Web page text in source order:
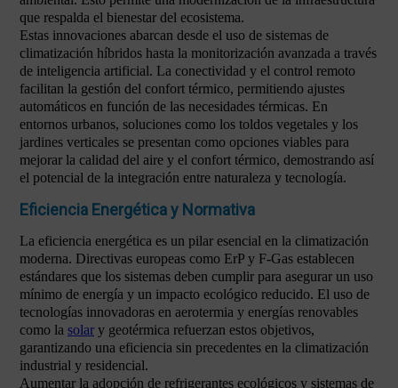
que respalda el bienestar del ecosistema.
Estas innovaciones abarcan desde el uso de sistemas de
climatización híbridos hasta la monitorización avanzada a través
de inteligencia artificial. La conectividad y el control remoto
facilitan la gestión del confort térmico, permitiendo ajustes
automáticos en función de las necesidades térmicas. En
entornos urbanos, soluciones como los toldos vegetales y los
jardines verticales se presentan como opciones viables para
mejorar la calidad del aire y el confort térmico, demostrando así
el potencial de la integración entre naturaleza y tecnología.
Eficiencia Energética y Normativa
La eficiencia energética es un pilar esencial en la climatización
moderna. Directivas europeas como ErP y F-Gas establecen
estándares que los sistemas deben cumplir para asegurar un uso
mínimo de energía y un impacto ecológico reducido. El uso de
tecnologías innovadoras en aerotermia y energías renovables
como la solar y geotérmica refuerzan estos objetivos,
garantizando una eficiencia sin precedentes en la climatización
industrial y residencial.
Aumentar la adopción de refrigerantes ecológicos y sistemas de